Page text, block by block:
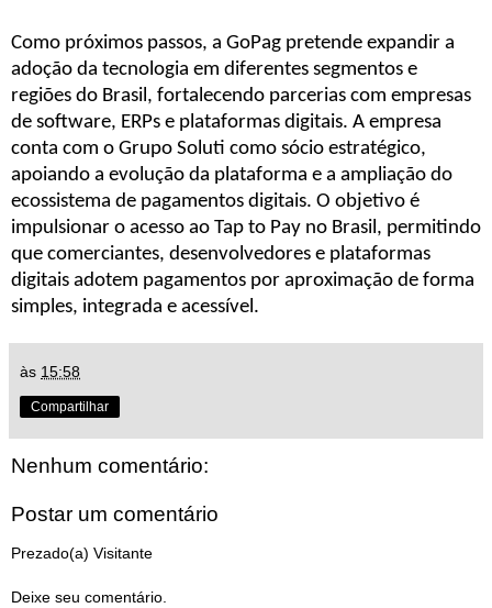
Como próximos passos, a GoPag pretende expandir a
adoção da tecnologia em diferentes segmentos e
regiões do Brasil, fortalecendo parcerias com empresas
de software, ERPs e plataformas digitais. A empresa
conta com o Grupo Soluti como sócio estratégico,
apoiando a evolução da plataforma e a ampliação do
ecossistema de pagamentos digitais. O objetivo é
impulsionar o acesso ao Tap to Pay no Brasil, permitindo
que comerciantes, desenvolvedores e plataformas
digitais adotem pagamentos por aproximação de forma
simples, integrada e acessível.
às 15:58
Compartilhar
Nenhum comentário:
Postar um comentário
Prezado(a) Visitante
Deixe seu comentário.